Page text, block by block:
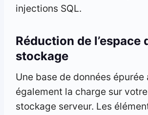
injections SQL.
Réduction de l’espace
stockage
Une base de données épurée
également la charge sur
stockage serveur. Les